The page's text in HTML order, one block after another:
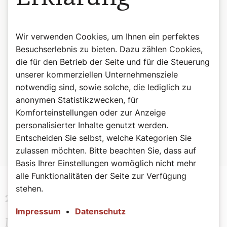
Er hält die Treue auf ewig.
der Herr befreit die Gefangenen.
Der Herr öffnet die Augen der Blinden,
der Herr richtet auf die Gebeugten,
der Herr liebt die Gerechten.
Der Herr beschützt die Fremden.
Er hilft auf den Waisen und Witwen,
doch den Weg der Frevler krümmt er.
Der Herr ist König auf ewig,
dein Gott, Zion, durch alle Geschlechter.“
2. Lesung Jakobus 5,7–10
Macht eure Herzen stark, denn die
Wir verwenden Cookies, um Ihnen ein perfektes
Besuchserlebnis zu bieten. Dazu zählen Cookies,
die für den Betrieb der Seite und für die Steuerung
unserer kommerziellen Unternehmensziele
notwendig sind, sowie solche, die lediglich zu
anonymen Statistikzwecken, für
Komforteinstellungen oder zur Anzeige
personalisierter Inhalte genutzt werden.
Entscheiden Sie selbst, welche Kategorien Sie
zulassen möchten. Bitte beachten Sie, dass auf
Basis Ihrer Einstellungen womöglich nicht mehr
alle Funktionalitäten der Seite zur Verfügung
stehen.
Impressum • Datenschutz